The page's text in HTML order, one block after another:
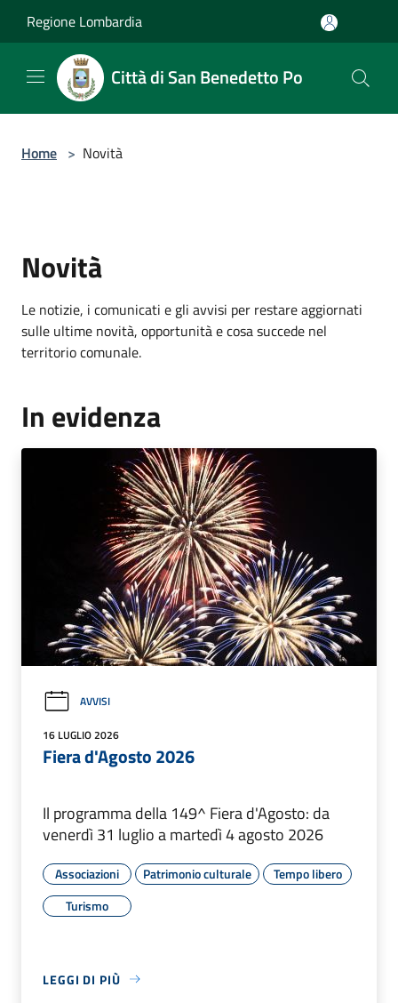
Regione Lombardia
Città di San Benedetto Po
Home > Novità
Novità
Le notizie, i comunicati e gli avvisi per restare aggiornati
sulle ultime novità, opportunità e cosa succede nel
territorio comunale.
In evidenza
AVVISI
16 LUGLIO 2026
Fiera d'Agosto 2026
Il programma della 149^ Fiera d'Agosto: da
venerdì 31 luglio a martedì 4 agosto 2026
Associazioni Patrimonio culturale
Tempo libero
Turismo
LEGGI DI PIÙ